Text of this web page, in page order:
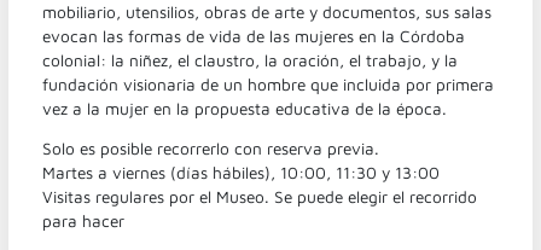
mobiliario, utensilios, obras de arte y documentos, sus salas
evocan las formas de vida de las mujeres en la Córdoba
colonial: la niñez, el claustro, la oración, el trabajo, y la
fundación visionaria de un hombre que incluida por primera
vez a la mujer en la propuesta educativa de la época.
Solo es posible recorrerlo con reserva previa.
Martes a viernes (días hábiles), 10:00, 11:30 y 13:00
Visitas regulares por el Museo. Se puede elegir el recorrido
para hacer